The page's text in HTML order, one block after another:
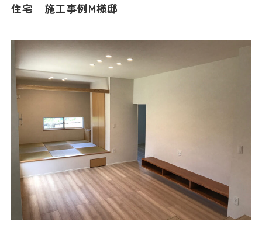
住宅｜施工事例M様邸